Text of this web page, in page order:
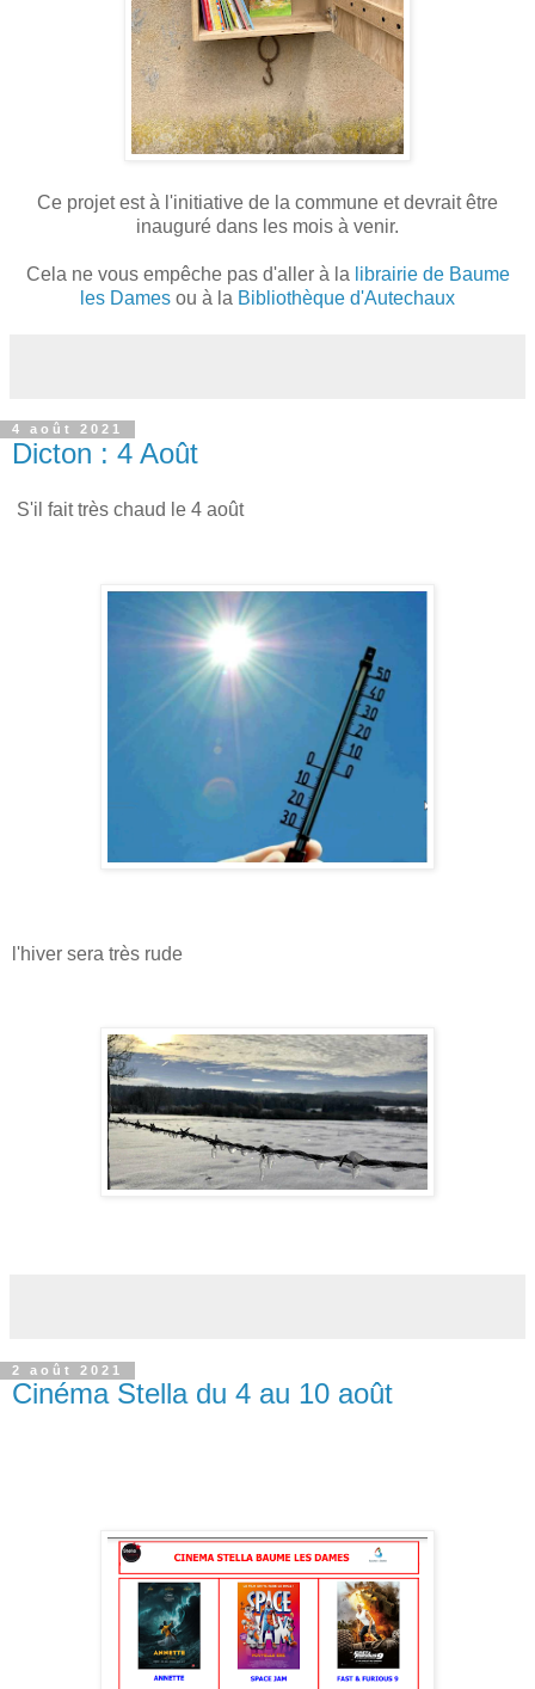
Ce projet est à l'initiative de la commune et devrait être
inauguré dans les mois à venir.
Cela ne vous empêche pas d'aller à la librairie de Baume
les Dames ou à la Bibliothèque d'Autechaux
4 août 2021
Dicton : 4 Août
S'il fait très chaud le 4 août
l'hiver sera très rude
2 août 2021
Cinéma Stella du 4 au 10 août